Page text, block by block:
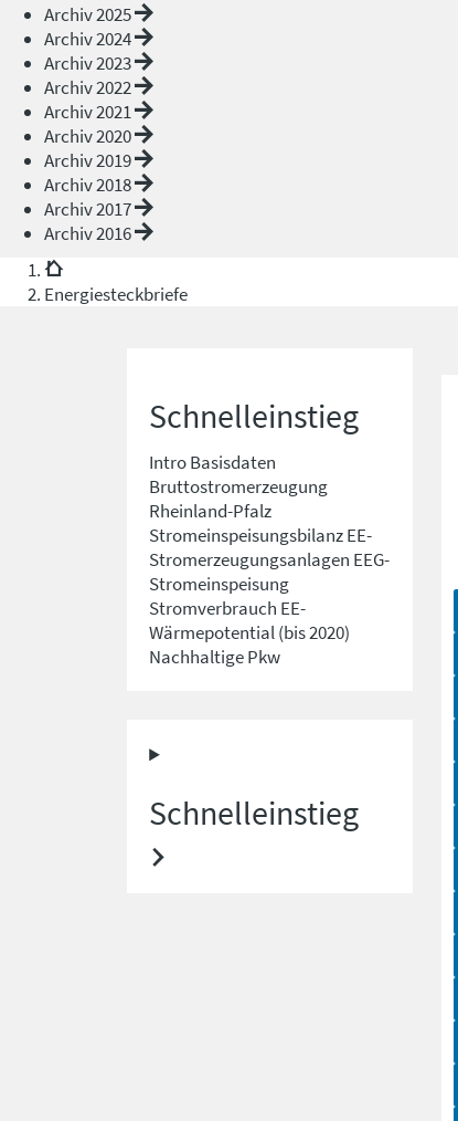
Archiv 2025
Archiv 2024
Archiv 2023
Archiv 2022
Archiv 2021
Archiv 2020
Archiv 2019
Archiv 2018
Archiv 2017
Archiv 2016
Energiesteckbriefe
Schnelleinstieg
IntroBasisdaten
Bruttostromerzeugung
Rheinland-Pfalz
StromeinspeisungsbilanzEE-
Stromerzeugungsanlagen EEG-
Stromeinspeisung
Stromverbrauch EE-
Wärmepotential (bis 2020)
Nachhaltige Pkw
Schnelleinstieg